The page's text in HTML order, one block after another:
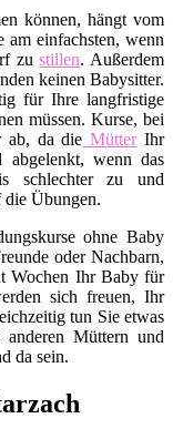
können, hängt vom
einfachsten, wenn
zustillen. Außerdem
keinen Babysitter.
für Ihre langfristige
müssen. Kurse, bei
ab, da die MütterIhr
wenn das
schlechter zu und
die Übungen.
ohne Baby
oder Nachbarn,
Wochen Ihr Baby für
sich freuen, Ihr
tun Sie etwas
Müttern und
da sein.